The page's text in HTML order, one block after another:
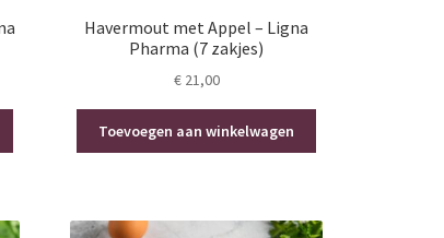
Havermout met Appel – Ligna
Pharma (7 zakjes)
€21,00
Toevoegen aan winkelwagen